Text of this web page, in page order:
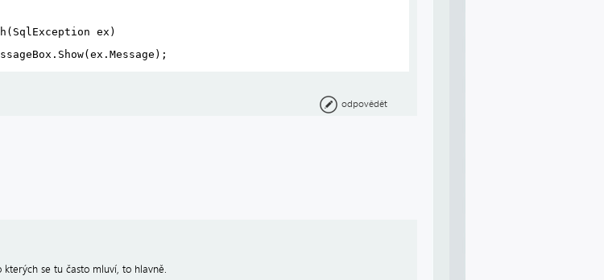
ex)
odpovědět
se tu často mluví, to hlavně.